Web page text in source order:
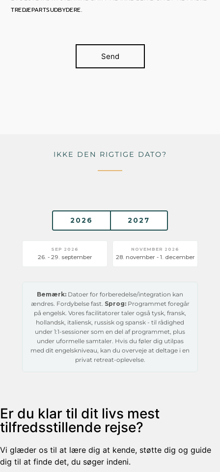
TREDJEPARTSUDBYDERE.
Send
IKKE DEN RIGTIGE DATO?
2026 2027
SEP 2026
26. - 29. september
NOVEMBER 2026
28. november - 1. december
Bemærk: Datoer for forberedelse/integration kan
ændres. Fordybelse fast. Sprog:Programmet foregår
på engelsk. Vores facilitatorer taler også tysk, fransk,
hollandsk, italiensk, russisk og spansk - til rådighed
under 1:1-sessioner som en del af programmet, plus
under uformelle samtaler. Hvis du føler dig utilpas
med dit engelskniveau, kan du overveje at deltage i en
privat retreat-oplevelse.
Er du klar til dit livs mest
tilfredsstillende rejse?
Vi glæder os til at lære dig at kende, støtte dig og guide
dig til at finde det, du søger indeni.